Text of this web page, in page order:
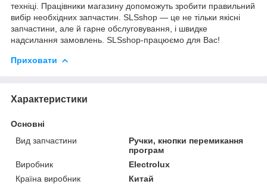
техніці. Працівники магазину допоможуть зробити правильний
вибір необхідних запчастин. SLSshop — це не тільки якісні
запчастини, але й гарне обслуговування, і швидке
надсилання замовлень. SLSshop-працюємо для Вас!
Приховати
Характеристики
Основні
Вид запчастини
Ручки, кнопки перемикання
програм
Виробник
Electrolux
Країна виробник
Китай